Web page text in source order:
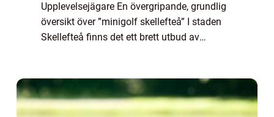
Upplevelsejägare En övergripande, grundlig
översikt över ”minigolf skellefteå” I staden
Skellefteå finns det ett brett utbud av